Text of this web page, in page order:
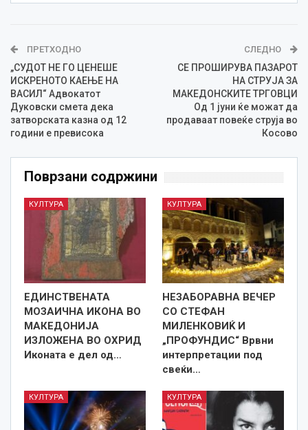
ПРЕТХОДНО
„СУДОТ НЕ ГО ЦЕНЕШЕ
ИСКРЕНОТО КАЕЊЕ НА
ВАСИЛ“ Адвокатот
Дуковски смета дека
затворската казна од 12
години е превисока
СЛЕДНО
СЕ ПРОШИРУВА ПАЗАРОТ
НА СТРУЈА ЗА
МАКЕДОНСКИТЕ ТРГОВЦИ
Од 1 јуни ќе можат да
продаваат повеќе струја во
Косово
Поврзани содржини
КУЛТУРА
ЕДИНСТВЕНАТА
МОЗАИЧНА ИКОНА ВО
МАКЕДОНИЈА
ИЗЛОЖЕНА ВО ОХРИД
Иконата е дел од…
КУЛТУРА
НЕЗАБОРАВНА ВЕЧЕР
СО СТЕФАН
МИЛЕНКОВИЌ И
„ПРОФУНДИС“ Врвни
интерпретации под
свеќи…
КУЛТУРА КУЛТУРА